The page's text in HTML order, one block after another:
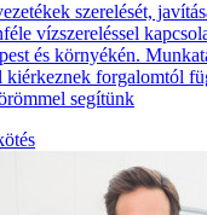
szerelését,
vízszereléssel
és környékén.
kiérkeznek forgalomtól
segítünk